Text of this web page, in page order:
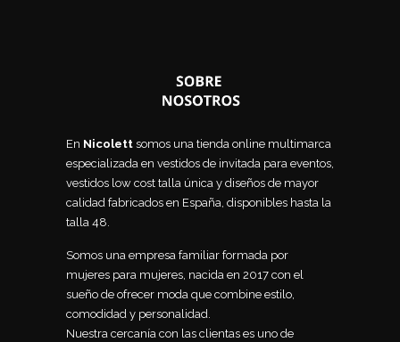
En Nicolett somos una tienda online multimarca
especializada en vestidos de invitada para eventos,
vestidos low cost talla única y diseños de mayor
calidad fabricados en España, disponibles hasta la
talla 48.
Somos una empresa familiar formada por
mujeres para mujeres, nacida en 2017 con el
sueño de ofrecer moda que combine estilo,
comodidad y personalidad.
Nuestra cercanía con las clientas es uno de